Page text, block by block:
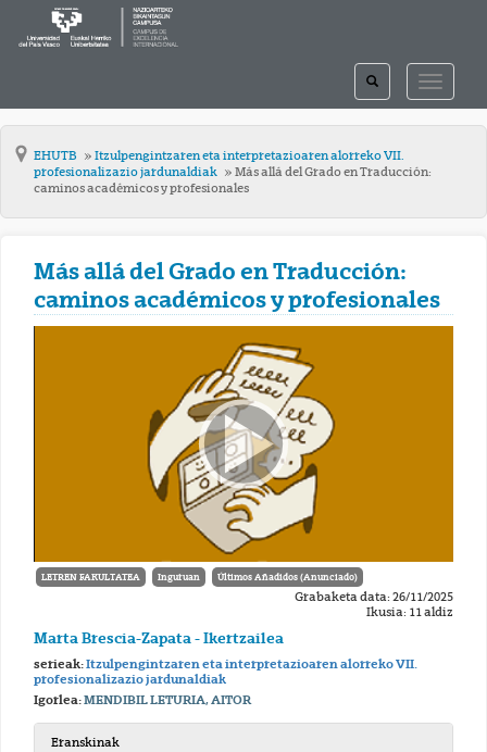
TOGGLE
TOGGLE
SEARCH
EHUTB
Itzulpengintzaren eta interpretazioaren alorreko VII.
profesionalizazio jardunaldiak
Más allá del Grado en Traducción:
caminos académicos y profesionales
Más allá del Grado en Traducción:
caminos académicos y profesionales
LETREN FAKULTATEA Inguruan Últimos Añadidos (Anunciado)
Grabaketa data: 26/11/2025
Ikusia: 11 aldiz
Marta Brescia-Zapata - Ikertzailea
serieak:Itzulpengintzaren eta interpretazioaren alorreko VII.
profesionalizazio jardunaldiak
Igorlea:MENDIBIL LETURIA, AITOR
Eranskinak